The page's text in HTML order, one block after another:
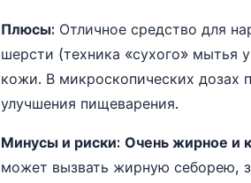
Плюсы: Отличное средство для
шерсти (техника «сухого» мытья
кожи. В микроскопических дозах
улучшения пищеварения.
Минусы и риски: Очень жирное и
может вызвать жирную себорею,